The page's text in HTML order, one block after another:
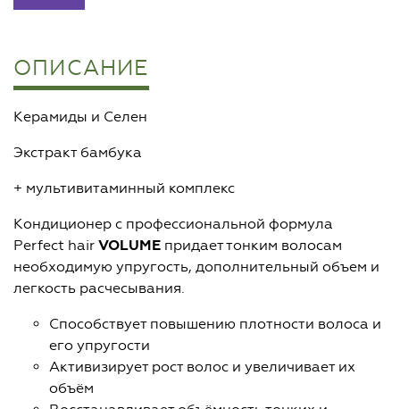
ОПИСАНИЕ
Керамиды и Селен
Экстракт бамбука
+ мультивитаминный комплекс
Кондиционер с профессиональной формула
Perfect hair VOLUME придает тонким волосам
необходимую упругость, дополнительный объем и
легкость расчесывания.
Способствует повышению плотности волоса и
его упругости
Активизирует рост волос и увеличивает их
объём